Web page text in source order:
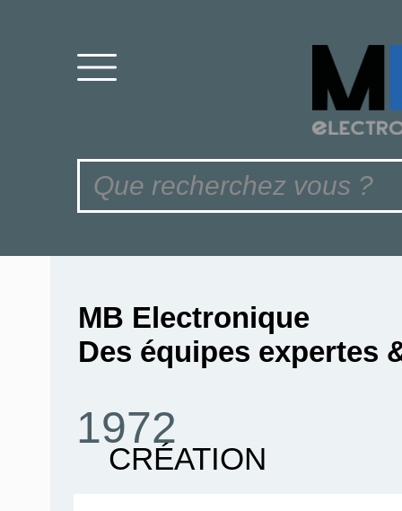
1972
MB Electronique
Des équipes expertes
CRÉATION